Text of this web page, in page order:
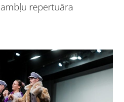
repertuāra